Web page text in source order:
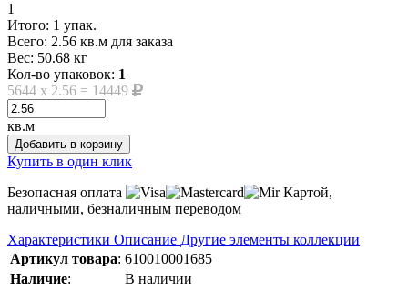
1
Итого: 1 упак.
Всего: 2.56 кв.м для заказа
Вес: 50.68 кг
Кол-во упаковок: 1
5644 x 2.56 = 14449
кв.м
Добавить в корзину
Купить в один клик
Безопасная оплата
Картой,
наличными, безналичным переводом
Характеристики Описание Другие элементы коллекции
Артикул товара: 610010001685
Наличие:
В наличии